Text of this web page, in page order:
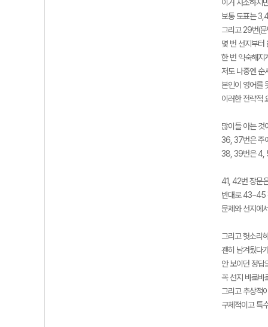
이거 사소하지
보통 도표는
그리고 29번(
몇 번 선지부터
한 번 익숙해지
저도 나중엔 순
본인이 영어를
이러한 전략적
많이들 아는 것
36, 37번은 주
38, 39번은 4,
41, 42번 장문
반대로 43~45
문제와 선지에
그리고 헛소리
괜히 남겨뒀다
안 보이던 정답
꼭 선지 바로바
그리고 추상적
구체적이고 특